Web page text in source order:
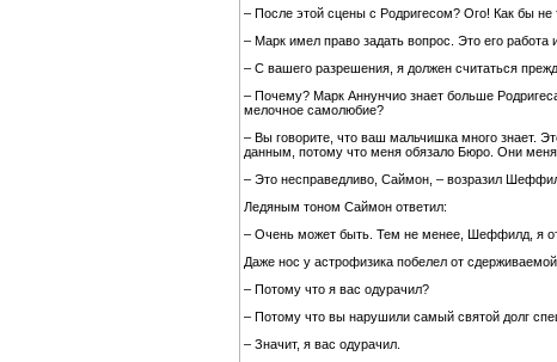
– После этой сцены с Родригесом? Ого! Как бы не
– Марк имел право задать вопрос. Это его работа
– С вашего разрешения, я должен считаться
– Почему? Марк Аннунчио знает больше
мелочное самолюбие?
– Вы говорите, что ваш мальчишка много знает.
данным, потому что меня обязало Бюро. Они меня
– Это несправедливо, Саймон, – возразил
Ледяным тоном Саймон ответил:
– Очень может быть. Тем не менее, Шеффилд, я
Даже нос у астрофизика побелел от сдерживаемой
– Потому что я вас одурачил?
– Потому что вы нарушили самый святой долг
– Значит, я вас одурачил.